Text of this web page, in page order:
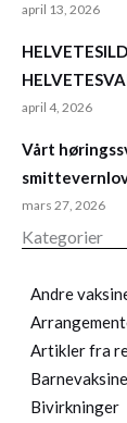
april 13, 2026
april 4, 2026
Vårt
mars 27, 2026
Kategorier
Andre
Artikler fra
Bivirkninger